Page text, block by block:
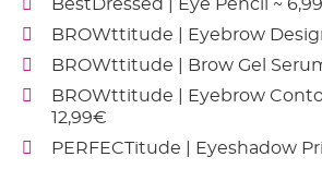
BestDressed | Eye Pencil ~
BROWttitude | Eyebrow
BROWttitude | Brow Gel
BROWttitude | Eyebrow
12,99€
PERFECTitude | Eyeshadow